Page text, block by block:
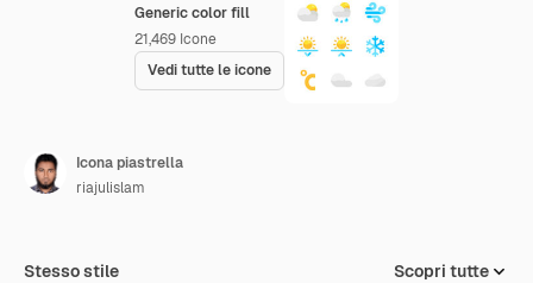
Generic color fill
21,469 Icone
Vedi tutte le icone
Icona piastrella
riajulislam
Stesso stile Scopri tutte